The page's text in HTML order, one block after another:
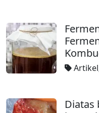
Artikel
Diatas